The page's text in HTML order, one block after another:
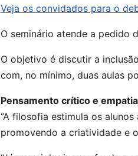
Veja os convidados para o
O seminário atende a pedido
O objetivo é discutir a
com, no mínimo, duas aulas
Pensamento crítico e empatia
“A filosofia estimula os
promovendo a criatividade e